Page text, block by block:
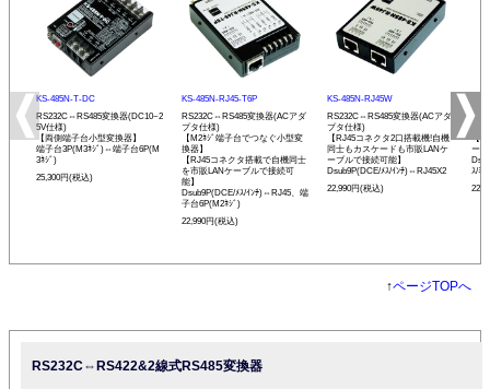
KS-485N-T-DC
RS232C⇔RS485変換器(DC10~2
5V仕様)
【両側端子台小型変換器】
端子台3P(M3ﾈｼﾞ)⇔端子台6P(M
3ﾈｼﾞ)
25,300円(税込)
KS-485N-RJ45-T6P
RS232C⇔RS485変換器(ACアダ
プタ仕様)
【M2ﾈｼﾞ端子台でつなぐ小型変
換器】
【RJ45コネクタ搭載で自機同士
を市販LANケーブルで接続可
能】
Dsub9P(DCE/ﾒｽ/ｲﾝﾁ)⇔RJ45、端
子台6P(M2ﾈｼﾞ)
22,990円(税込)
KS-485N-RJ45W
RS232C⇔RS485変換器(ACアダ
プタ仕様)
【RJ45コネクタ2口搭載機!自機
同士もカスケードも市販LANケ
ーブルで接続可能】
Dsub9P(DCE/ﾒｽ/ｲﾝﾁ)⇔RJ45X2
22,990円(税込)
【
ー
ｽ/ﾐﾘ)
↑ページTOPへ
RS232C⇔RS422&2線式RS485変換器